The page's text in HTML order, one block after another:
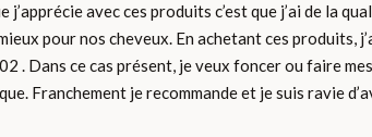
j’apprécie avec ces produits c’est que j’ai de la
pour nos cheveux. En achetant ces
. Dans ce cas présent, je veux foncer ou faire
Franchement je recommande et je suis ravie